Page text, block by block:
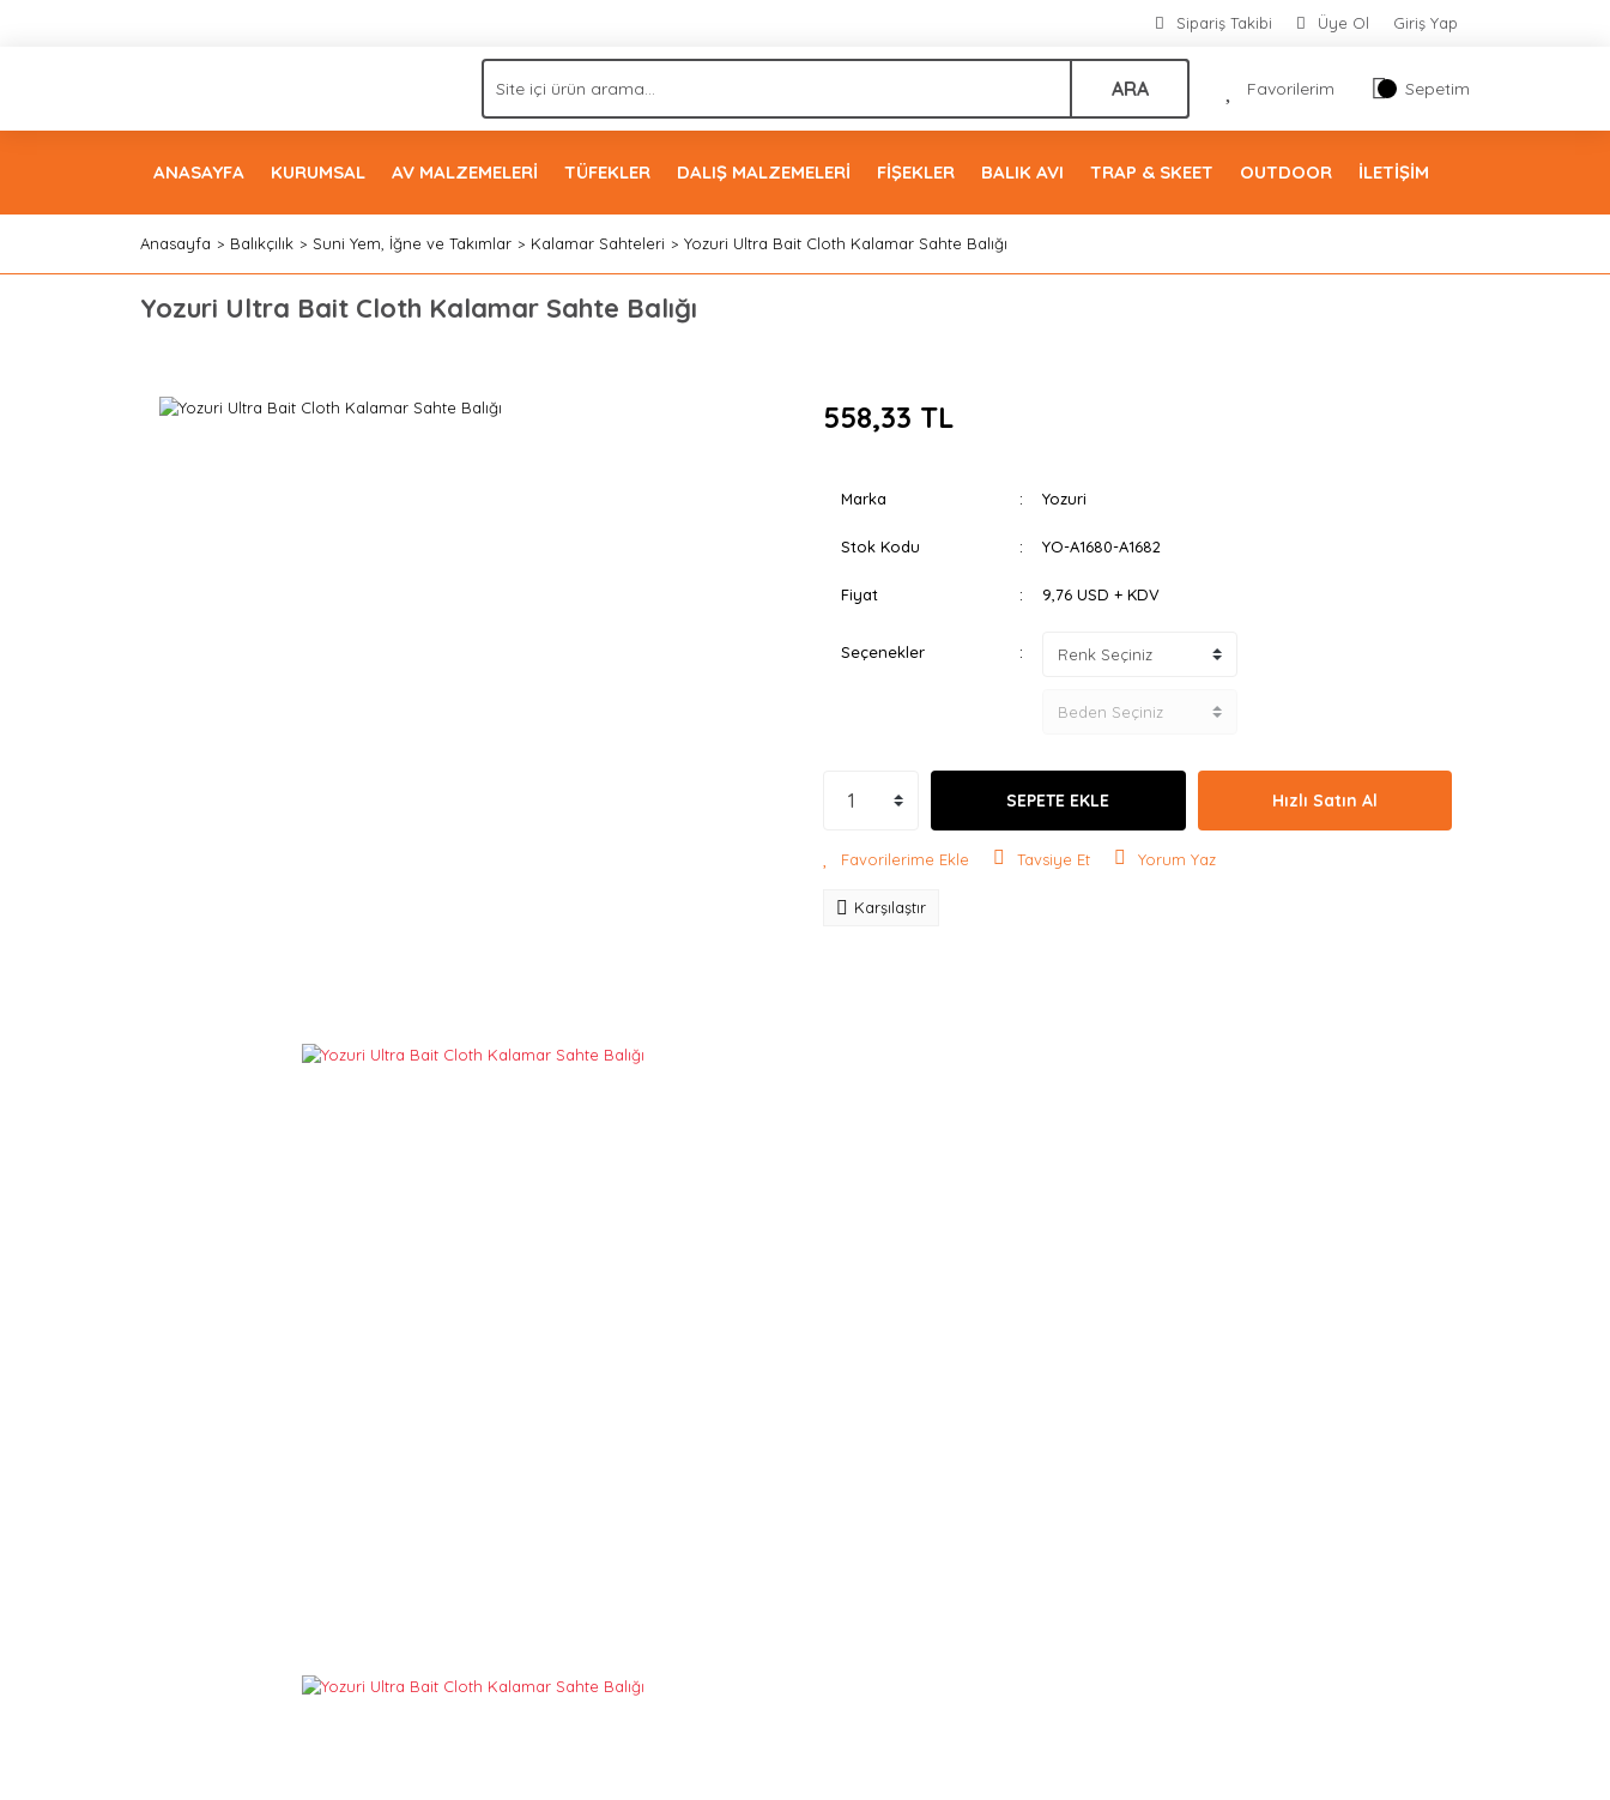
Sipariş Takibi Üye Ol Giriş Yap
ARA Favorilerim Sepetim
ANASAYFA KURUMSAL AV MALZEMELERİ TÜFEKLER DALIŞ MALZEMELERİ FİŞEKLER BALIK AVI TRAP & SKEET OUTDOOR İLETİŞİM
Anasayfa Balıkçılık Suni Yem, İğne ve Takımlar Kalamar Sahteleri Yozuri Ultra Bait Cloth Kalamar Sahte Balığı
Yozuri Ultra Bait Cloth Kalamar Sahte Balığı
558,33 TL
Marka Yozuri
Stok Kodu YO-A1680-A1682
Fiyat 9,76 USD + KDV
Seçenekler
SEPETE EKLE Hızlı Satın Al
Tavsiye Et Yorum Yaz
Karşılaştır